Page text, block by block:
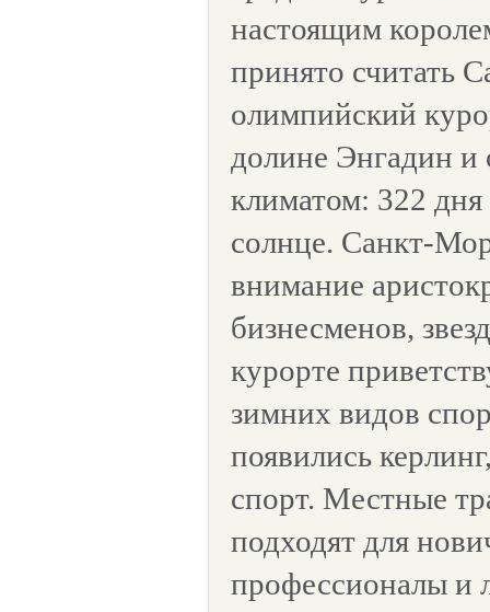
настоящим
принято считать
олимпийский
долине Энгадин и
климатом: 322 дня
солнце. Санкт-
внимание
бизнесменов,
курорте
зимних видов
появились
спорт. Местные
подходят для
профессионалы и